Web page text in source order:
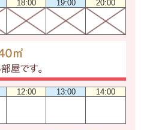
18:00 19:00 20:00
12:00 13:00 14:00